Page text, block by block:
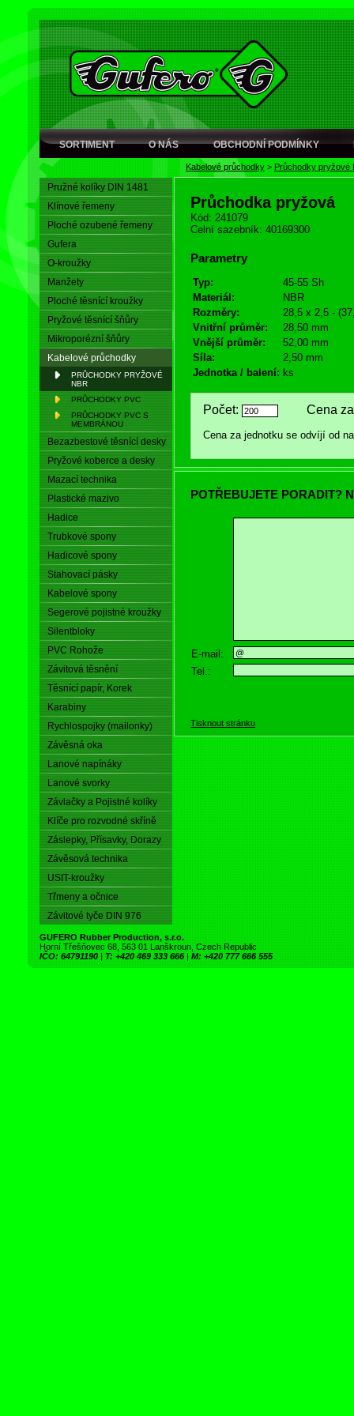
SORTIMENT O NÁS OBCHODNÍ PODMÍNKY
Kabelové průchodky > Průchodky pryžové
Pružné kolíky DIN 1481
Klínové řemeny
Ploché ozubené řemeny
Gufera
O-kroužky
Manžety
Ploché těsnící kroužky
Pryžové těsnící šňůry
Mikroporézní šňůry
Kabelové průchodky
PRŮCHODKY PRYŽOVÉ
NBR
PRŮCHODKY PVC
PRŮCHODKY PVC S
MEMBRÁNOU
Bezazbestové těsnící desky
Pryžové koberce a desky
Mazací technika
Plastické mazivo
Hadice
Trubkové spony
Hadicové spony
Stahovací pásky
Kabelové spony
Segerové pojistné kroužky
Silentbloky
PVC Rohože
Závitová těsnění
Těsnící papír, Korek
Karabiny
Rychlospojky (mailonky)
Závěsná oka
Lanové napínáky
Lanové svorky
Závlačky a Pojistné kolíky
Klíče pro rozvodné skříně
Záslepky, Přísavky, Dorazy
Závěsová technika
USIT-kroužky
Třmeny a očnice
Závitové tyče DIN 976
Průchodka pryžová
Kód: 241079
Celní sazebník: 40169300
Parametry
Typ:
45-55 Sh
Materiál:
NBR
Rozměry:
28,5 x 2,5 -
Vnitřní průměr:
28,50 mm
Vnější průměr:
52,00 mm
Síla:
2,50 mm
Jednotka / balení: ks
Počet: Cena za
Cena za jednotku se odvíjí od
POTŘEBUJETE PORADIT?
E-mail:
Tel.:
Tisknout stránku
GUFERO Rubber Production, s.r.o.
Horní Třešňovec 68, 563 01 Lanškroun, Czech Republic
IČO: 64791190 | T: +420 469 333 666 | M: +420 777 666 555